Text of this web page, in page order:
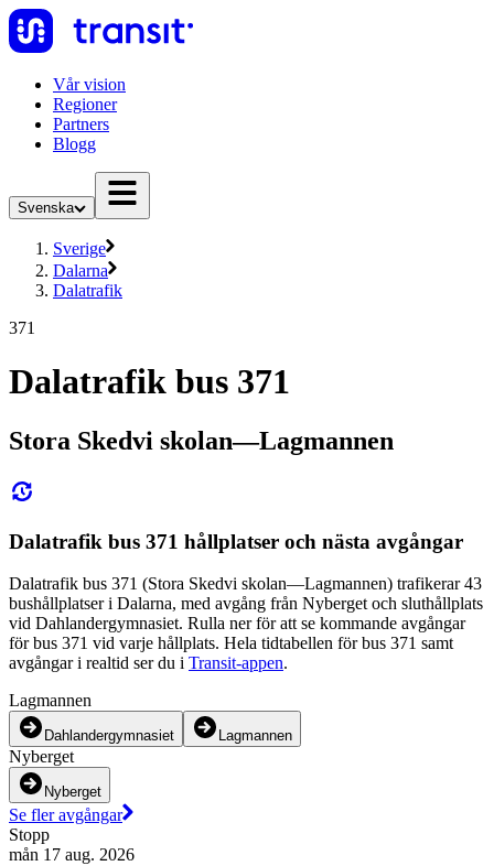
Vår vision
Regioner
Partners
Blogg
Svenska
Sverige
Dalarna
Dalatrafik
371
Dalatrafik bus 371
Stora Skedvi skolan—Lagmannen
Dalatrafik bus 371 hållplatser och nästa avgångar
Dalatrafik bus 371 (Stora Skedvi skolan—Lagmannen) trafikerar 43
bushållplatser i Dalarna, med avgång från Nyberget och sluthållplats
vid Dahlandergymnasiet. Rulla ner för att se kommande avgångar
för bus 371 vid varje hållplats. Hela tidtabellen för bus 371 samt
avgångar i realtid ser du i Transit-appen.
Lagmannen
Dahlandergymnasiet Lagmannen
Nyberget
Nyberget
Se fler avgångar
Stopp
mån 17 aug. 2026